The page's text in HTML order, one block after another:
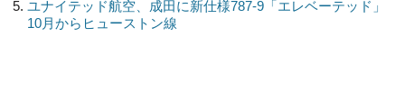
ユナイテッド航空、成田に新仕様787-9「エレベーテッド」
10月からヒューストン線